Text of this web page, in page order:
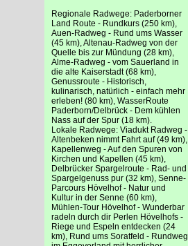
Regionale Radwege: Paderborner
Land Route - Rundkurs (250 km),
Auen-Radweg - Rund ums Wasser
(45 km), Altenau-Radweg von der
Quelle bis zur Mündung (28 km),
Alme-Radweg - vom Sauerland in
die alte Kaiserstadt (68 km),
Genussroute - Historisch,
kulinarisch, natürlich - einfach mehr
erleben! (80 km), WasserRoute
Paderborn/Delbrück - Dem kühlen
Nass auf der Spur (18 km).
Lokale Radwege: Viadukt Radweg -
Altenbeken nimmt Fahrt auf (49 km),
Kapellenweg - Auf den Spuren von
Kirchen und Kapellen (45 km),
Delbrücker Spargelroute - Rad- und
Spargelgenuss pur (32 km), Senne-
Parcours Hövelhof - Natur und
Kultur in der Senne (60 km),
Mühlen-Tour Hövelhof - Wunderbar
radeln durch dir Perlen Hövelhofs -
Riege und Espeln entdecken (24
km), Rund ums Soratfeld - Rundweg